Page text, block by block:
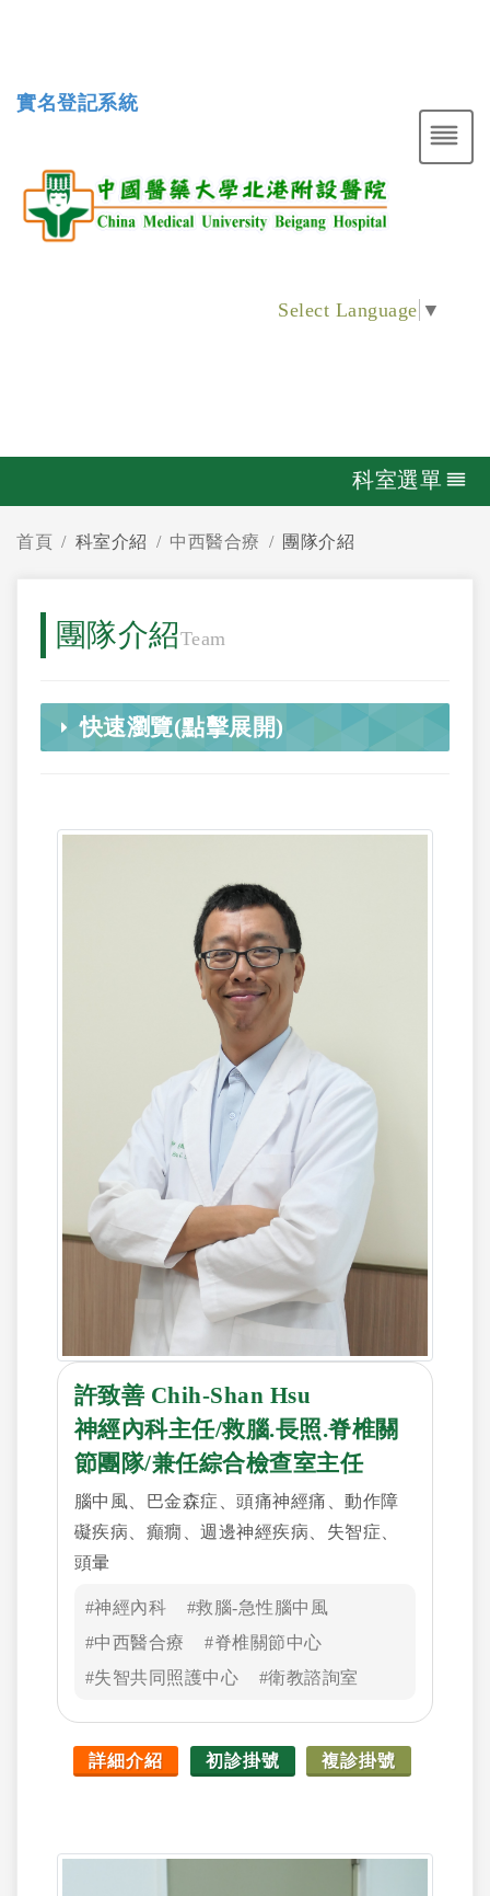
實名登記系統
Select Language ▼
科室選單
首頁 科室介紹 中西醫合療 團隊介紹
團隊介紹Team
快速瀏覽(點擊展開)
許致善 Chih-Shan Hsu
神經內科主任/救腦.長照.脊椎關
節團隊/兼任綜合檢查室主任
腦中風、巴金森症、頭痛神經痛、動作障
礙疾病、癲癇、週邊神經疾病、失智症、
頭暈
#神經內科
#救腦-急性腦中風
#中西醫合療
#脊椎關節中心
#失智共同照護中心
#衛教諮詢室
詳細介紹 初診掛號 複診掛號